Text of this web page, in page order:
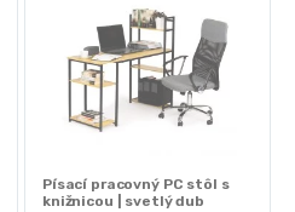
Písací pracovný PC stôl s
knižnicou | svetlý dub